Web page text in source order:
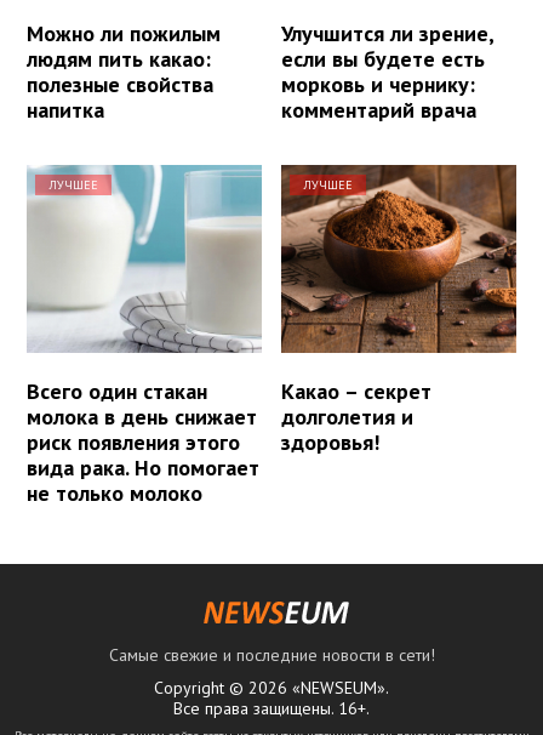
Можно ли пожилым
людям пить какао:
полезные свойства
напитка
Улучшится ли зрение,
если вы будете есть
морковь и чернику:
комментарий врача
ЛУЧШЕЕ
Всего один стакан
молока в день снижает
риск появления этого
вида рака. Но помогает
не только молоко
ЛУЧШЕЕ
Какао – секрет
долголетия и
здоровья!
Самые свежие и последние новости в сети!
Copyright © 2026 «NEWSEUM».
Все права защищены. 16+.